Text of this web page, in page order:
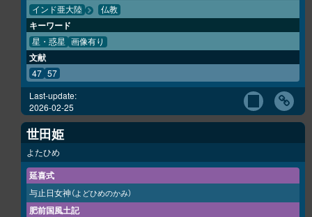
インド亜大陸 仏教
キーワード
星・惑星 画像有り
文献
47 57
Last-update:
2026-02-25
世田姫
よたひめ
延喜式
与止日女神（よどひめのかみ）
肥前国風土記